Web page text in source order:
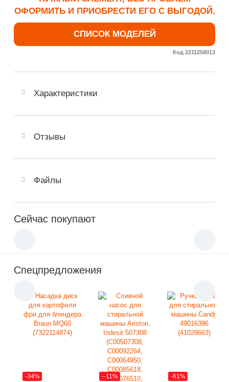
ОФОРМИТЬ И ПРИОБРЕСТИ ЕГО С ВЫГОДОЙ.
СПИСОК МОДЕЛЕЙ
Код 2211258013
Характеристики
Отзывы
Файлы
Сейчас покупают
Спецпредложения
-34% --11% -61%